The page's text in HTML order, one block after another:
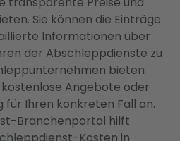
Sie können die Einträge
Informationen über
der Abschleppdienste zu
bieten
Angebote oder
für Ihren konkreten Fall an.
Branchenportal hilft